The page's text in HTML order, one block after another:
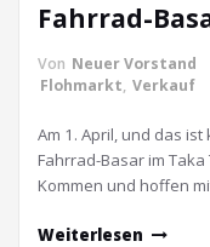
Fahrrad-
Von Neuer Vorstand
Flohmarkt, Verkauf
Am 1. April, und das
Fahrrad-Basar im
Kommen und hoffen
Weiterlesen